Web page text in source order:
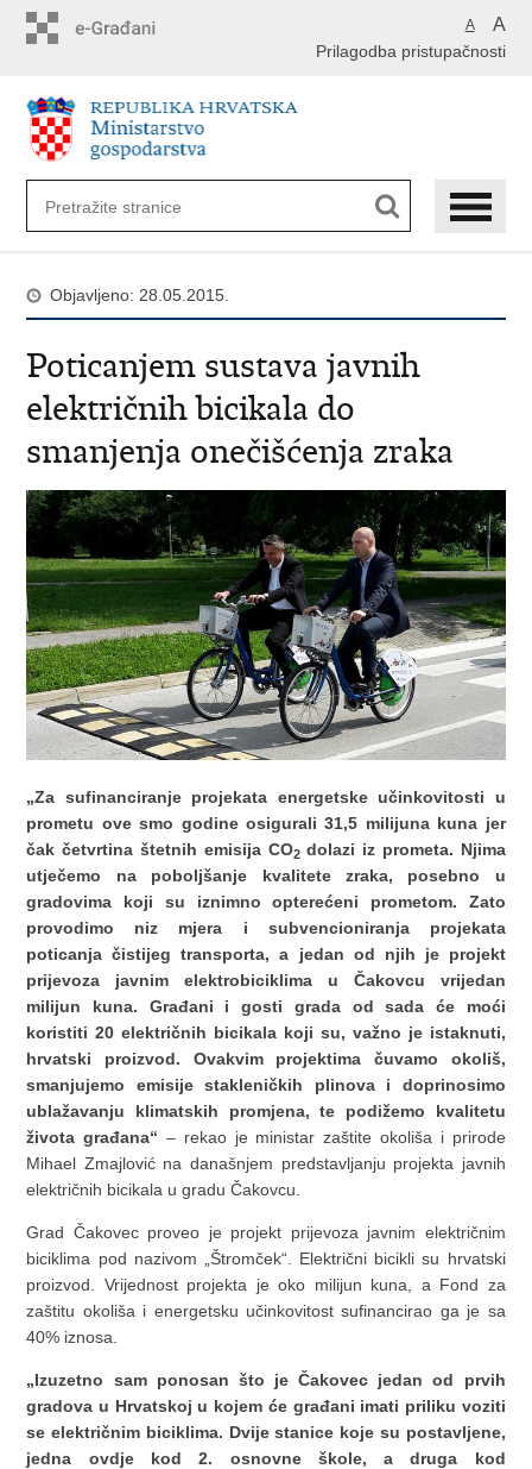
A A
Prilagodba pristupačnosti
Objavljeno: 28.05.2015.
Poticanjem sustava javnih
električnih bicikala do
smanjenja onečišćenja zraka
„Za sufinanciranje projekata energetske učinkovitosti u
prometu ove smo godine osigurali 31,5 milijuna kuna jer
čak četvrtina štetnih emisija CO2dolazi iz prometa. Njima
utječemo na poboljšanje kvalitete zraka, posebno u
gradovima koji su iznimno opterećeni prometom. Zato
provodimo niz mjera i subvencioniranja projekata
poticanja čistijeg transporta, a jedan od njih je projekt
prijevoza javnim elektrobiciklima u Čakovcu vrijedan
milijun kuna. Građani i gosti grada od sada će moći
koristiti 20 električnih bicikala koji su, važno je istaknuti,
hrvatski proizvod. Ovakvim projektima čuvamo okoliš,
smanjujemo emisije stakleničkih plinova i doprinosimo
ublažavanju klimatskih promjena, te podižemo kvalitetu
života građana“– rekao je ministar zaštite okoliša i prirode
Mihael Zmajlović na današnjem predstavljanju projekta javnih
električnih bicikala u gradu Čakovcu.
Grad Čakovec proveo je projekt prijevoza javnim električnim
biciklima pod nazivom „Štromček“. Električni bicikli su hrvatski
proizvod. Vrijednost projekta je oko milijun kuna, a Fond za
zaštitu okoliša i energetsku učinkovitost sufinancirao ga je sa
40% iznosa.
„Izuzetno sam ponosan što je Čakovec jedan od prvih
gradova u Hrvatskoj u kojem će građani imati priliku voziti
se električnim biciklima. Dvije stanice koje su postavljene,
jedna ovdje kod 2. osnovne škole, a druga kod